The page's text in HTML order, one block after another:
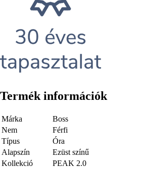
Termék információk
Márka
Boss
Nem
Férfi
Típus
Óra
Alapszín
Ezüst színű
Kollekció
PEAK 2.0